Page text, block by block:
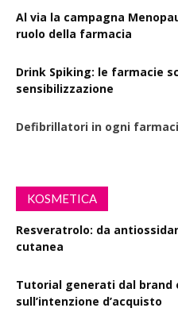
Al via la campagna
ruolo della farmacia
Drink Spiking: le farmacie
sensibilizzazione
Defibrillatori in ogni
KOSMETICA
Resveratrolo: da
cutanea
Tutorial generati dal brand
sull’intenzione d’acquisto